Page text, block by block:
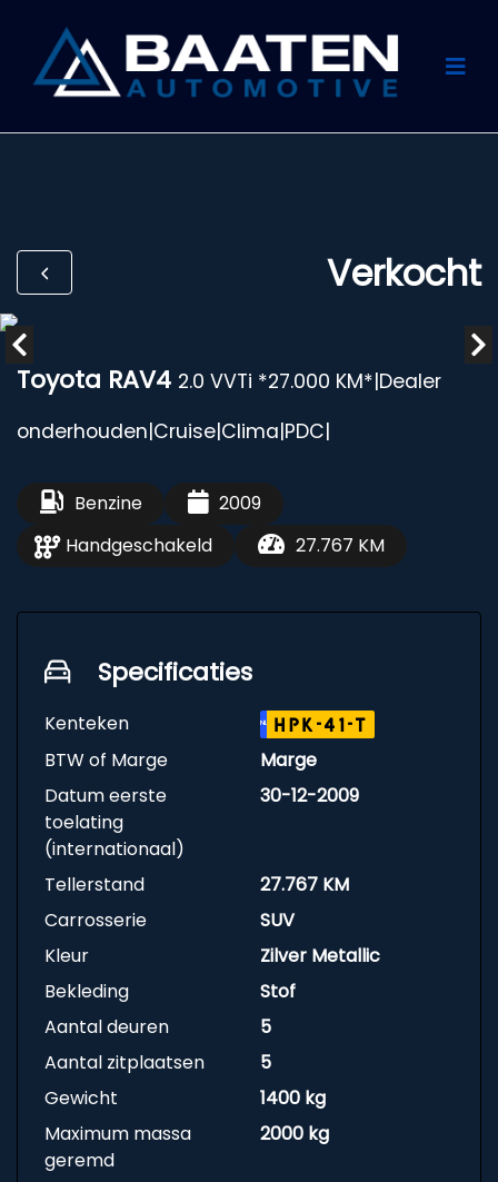
Verkocht
Toyota RAV4 2.0 VVTi *27.000 KM*|Dealer
onderhouden|Cruise|Clima|PDC|
Benzine
2009
Handgeschakeld
27.767 KM
Specificaties
Kenteken NL HPK-41-T
BTW of Marge
Marge
Datum eerste
toelating
(internationaal)
30-12-2009
Tellerstand
27.767 KM
Carrosserie
SUV
Kleur
Zilver Metallic
Bekleding
Stof
Aantal deuren
5
Aantal zitplaatsen
5
Gewicht
1400 kg
Maximum massa
geremd
2000 kg